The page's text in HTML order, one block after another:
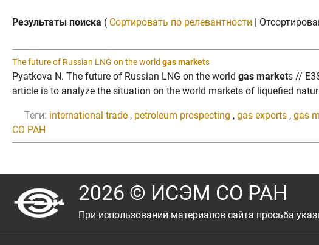
Результаты поиска ( Сортировать по релевантности |
The future of Russian LNG on the world gas markets
Pyatkova N. The future of Russian LNG on the world gas markets //
article is to analyze the situation on the world markets of liquefied
Теги: international trade , petroleum prospecting , gas exports , gas
СО РАН
2026 © ИСЭМ СО РАН
При использовании материалов сайта просьба